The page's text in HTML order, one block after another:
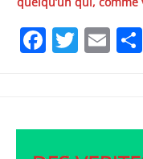
Facebook